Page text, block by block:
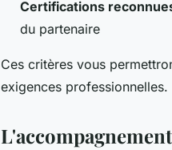
Certifications
du partenaire
Ces critères vous
exigences professionnelles.